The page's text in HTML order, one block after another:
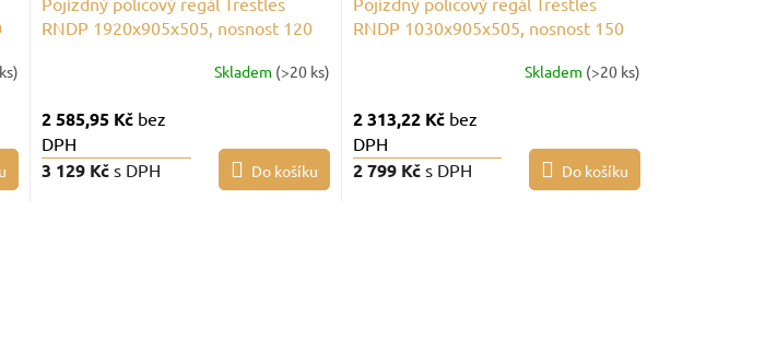
RNDP 1920x905x505, nosnost 120
Skladem (>20 ks)
2 585,95 Kč bez
DPH
3 129 Kč s DPH Do košíku
RNDP 1030x905x505, nosnost 150
Skladem (>20 ks)
2 313,22 Kč bez
DPH
2 799 Kč s DPH Do košíku